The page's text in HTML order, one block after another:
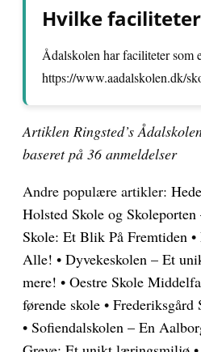
Hvilke
Ådalskolen har faciliteter som
https://www.aadalskolen.dk/
Artiklen Ringsted’s
baseret på 36anmeldelser
Andre populære artikler:
Holsted Skole og
Skole: Et Blik På Fremtiden •
Alle! • Dyvekeskolen – Et
mere! • Oestre Skole
førende skole • Frederiksgård
• Sofiendalskolen – En